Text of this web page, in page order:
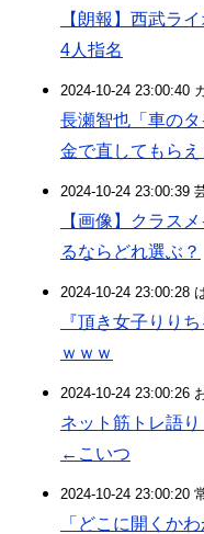
【朗報】西武ラ
4人指名
2024-10-24 23:00:40
長瀬智也「車の
金で直してもら
2024-10-24 23:00:39
【画像】クラス
るならどれ選ぶ？
2024-10-24 23:00:28
『頂き女子りり
ｗｗｗ
2024-10-24 23:00:26
ネット筋トレ語
←こいつ
2024-10-24 23:00:20
「どこに開くか